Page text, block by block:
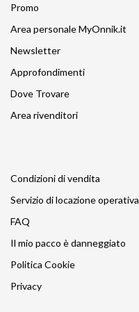
Promo
Area personale MyOnnik.it
Newsletter
Approfondimenti
Dove Trovare
Area rivenditori
Condizioni di vendita
Servizio di locazione operativa
FAQ
Il mio pacco è danneggiato
Politica Cookie
Privacy